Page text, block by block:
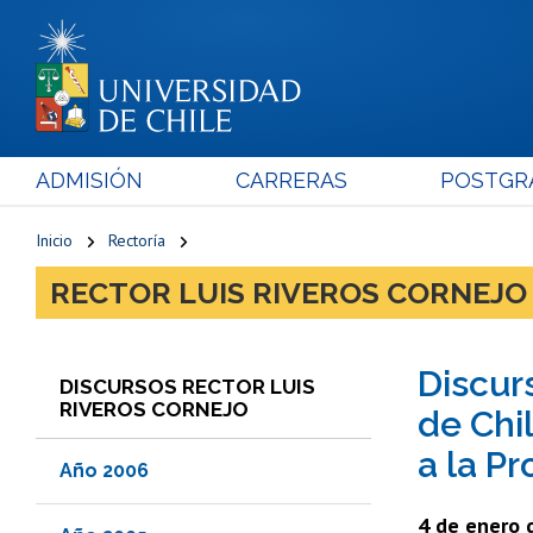
ADMISIÓN CARRERAS
Inicio Rectoría
RECTOR LUIS RIVEROS CORNEJO
DISCURSOS RECTOR LUIS
RIVEROS CORNEJO
Año 2006
de
a la
4 de enero